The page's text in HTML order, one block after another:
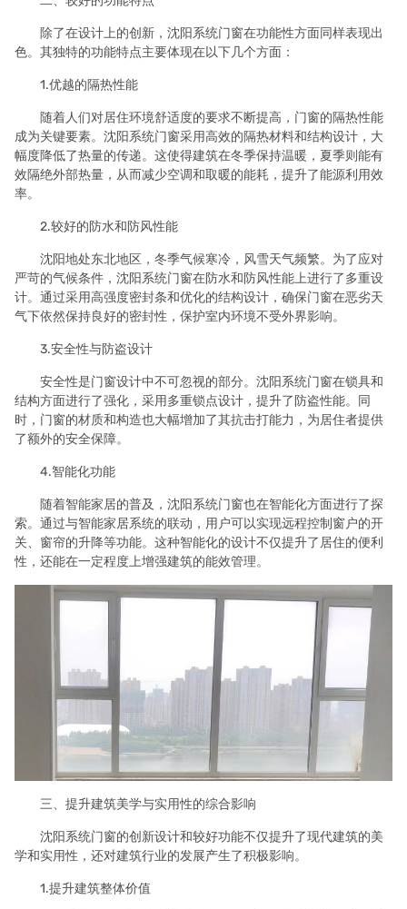
除了在设计上的创新，沈阳系统门窗在功能性方面同样表现出
色。其独特的功能特点主要体现在以下几个方面：
1.优越的隔热性能
随着人们对居住环境舒适度的要求不断提高，门窗的隔热性能
成为关键要素。沈阳系统门窗采用高效的隔热材料和结构设计，大
幅度降低了热量的传递。这使得建筑在冬季保持温暖，夏季则能有
效隔绝外部热量，从而减少空调和取暖的能耗，提升了能源利用效
率。
2.较好的防水和防风性能
沈阳地处东北地区，冬季气候寒冷，风雪天气频繁。为了应对
严苛的气候条件，沈阳系统门窗在防水和防风性能上进行了多重设
计。通过采用高强度密封条和优化的结构设计，确保门窗在恶劣天
气下依然保持良好的密封性，保护室内环境不受外界影响。
3.安全性与防盗设计
安全性是门窗设计中不可忽视的部分。沈阳系统门窗在锁具和
结构方面进行了强化，采用多重锁点设计，提升了防盗性能。同
时，门窗的材质和构造也大幅增加了其抗击打能力，为居住者提供
了额外的安全保障。
4.智能化功能
随着智能家居的普及，沈阳系统门窗也在智能化方面进行了探
索。通过与智能家居系统的联动，用户可以实现远程控制窗户的开
关、窗帘的升降等功能。这种智能化的设计不仅提升了居住的便利
性，还能在一定程度上增强建筑的能效管理。
三、提升建筑美学与实用性的综合影响
沈阳系统门窗的创新设计和较好功能不仅提升了现代建筑的美
学和实用性，还对建筑行业的发展产生了积极影响。
1.提升建筑整体价值